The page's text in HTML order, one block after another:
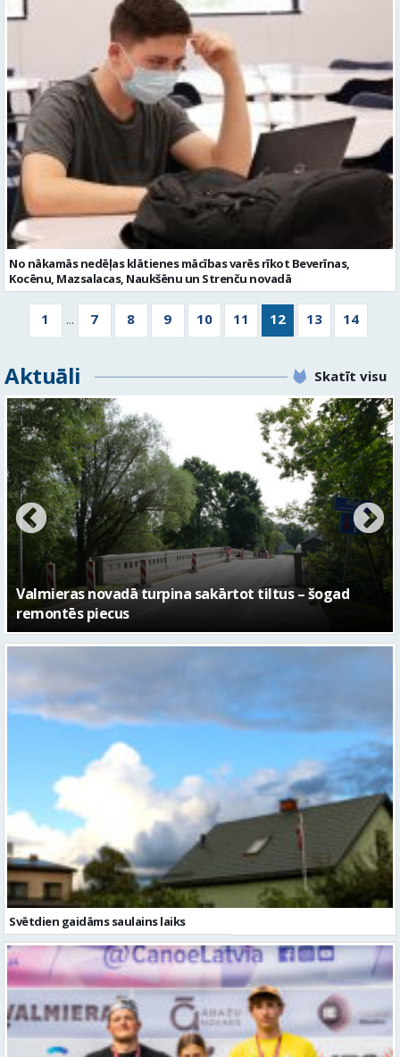
No nākamās nedēļas klātienes mācības varēs rīkot Beverīnas,
Kocēnu, Mazsalacas, Naukšēnu un Strenču novadā
1 ... 7 8 9 10 11 12 13 14
Aktuāli Skatīt visu
No pagaidu teātra līdz laikmetīgās kultūras centram
– kā attīstīsies “Kurtuve”
Svētdien gaidāms saulains laiks